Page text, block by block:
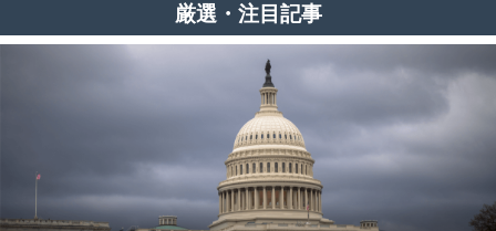
厳選・注目記事